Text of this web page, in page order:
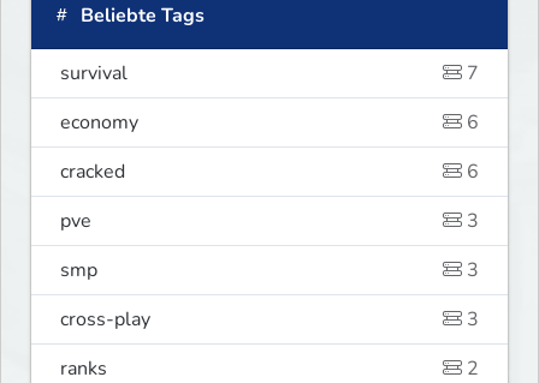
Beliebte Tags
survival
7
economy
6
cracked
6
pve
3
smp
3
cross-play
3
ranks
2